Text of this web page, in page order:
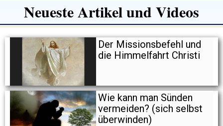
Neueste Artikel und Videos
Der Missionsbefehl und
die Himmelfahrt Christi
Wie kann man Sünden
vermeiden? (sich selbst
überwinden)